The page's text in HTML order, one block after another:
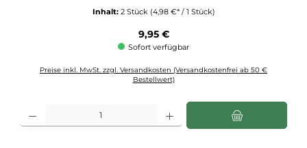
Inhalt: 2 Stück (4,98 €* / 1 Stück)
Regulärer Preis:
9,95 €
Sofort verfügbar
Preise inkl. MwSt. zzgl. Versandkosten (Versandkostenfrei ab 50 €
Bestellwert)